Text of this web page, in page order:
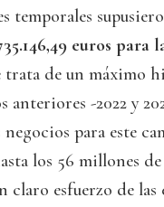
temporales
euros para
trata de un máximo
anteriores -2022 y
para este
los 56 millones
claro esfuerzo de las